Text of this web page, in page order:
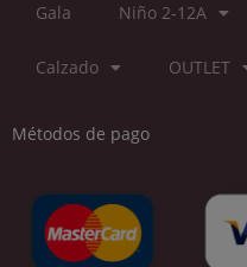
Gala Niño 2-12A
Calzado OUTLET
Métodos de pago